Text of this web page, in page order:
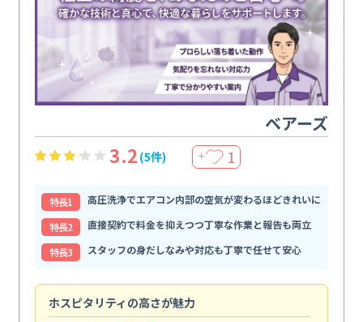
ベアーズ
3.2 (5件) ＋ 1
特⻑1
高圧洗浄でエアコン内部の空気が変わるほどきれいに
特⻑2
直接契約で料金を抑えつつ丁寧な作業と報告も両立
特⻑3
スタッフの身だしなみや対応も丁寧で任せて安心
ホスピタリティの高さが魅力